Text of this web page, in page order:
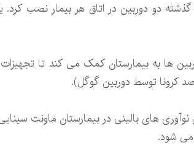
دو دوربین در اتاق هر بیمار نصب کرد.
ها به بیمارستان کمک می کند تا تجهیزات
کرونا توسط دوربین گوگل).
های بالینی در بیمارستان ماونت
می شود.